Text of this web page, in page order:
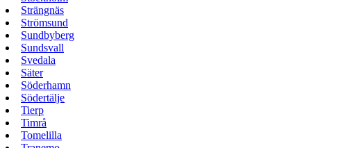
Strängnäs
Strömsund
Sundbyberg
Sundsvall
Svedala
Säter
Söderhamn
Södertälje
Tierp
Timrå
Tomelilla